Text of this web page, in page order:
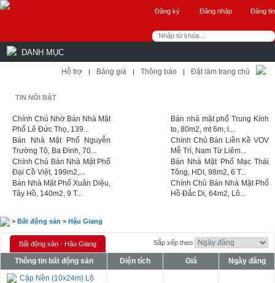
Đăng ký Đăng nhập Đăng tin
DANH MỤC
Hỗ trợ | Bảng giá | Thông báo | Đặt làm trang chủ
TIN NỔI BẬT
Chính Chủ Nhờ Bán Nhà Mặt
Phố Lê Đức Thọ, 139...
Bán Nhà Mặt Phố Nguyễn
Trường Tộ, Ba Đình, 70...
Chính Chủ Bán Nhà Mặt Phố
Đại Cồ Việt, 199m2,...
Bán Nhà Mặt Phố Xuân Diệu,
Tây Hồ, 140m2, 9 T...
Bán nhà mặt phố Trung Kính
to, 80m2, mt 6m, l...
Chính Chủ Bán Liền Kề VOV
Mễ Trì, Nam Từ Liêm...
Bán Nhà Mặt Phố Mạc Thái
Tông, HDI, 98m2, 6 T...
Chính Chủ Bán Nhà Mặt Phố
Hồ Đắc Di, 64m2, Lô...
> Bất động sản > Hậu Giang
Bất động sản - Hậu Giang Sắp xếp theo
Thông tin bất động sản Diện tích Giá
Ngày đăng
Cặp Nền (10x24m) Lộ